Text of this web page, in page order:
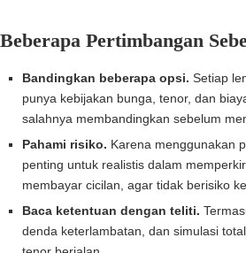
Beberapa Pertimbangan
Bandingkan beberapa opsi. Setiap
punya kebijakan bunga, tenor, dan
salahnya membandingkan sebelum
Pahami risiko. Karena menggunakan
penting untuk realistis dalam
membayar cicilan, agar tidak berisiko
Baca ketentuan dengan teliti.
denda keterlambatan, dan simulasi